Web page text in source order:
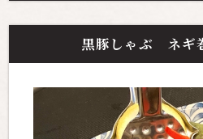
黒豚しゃぶ ネギ